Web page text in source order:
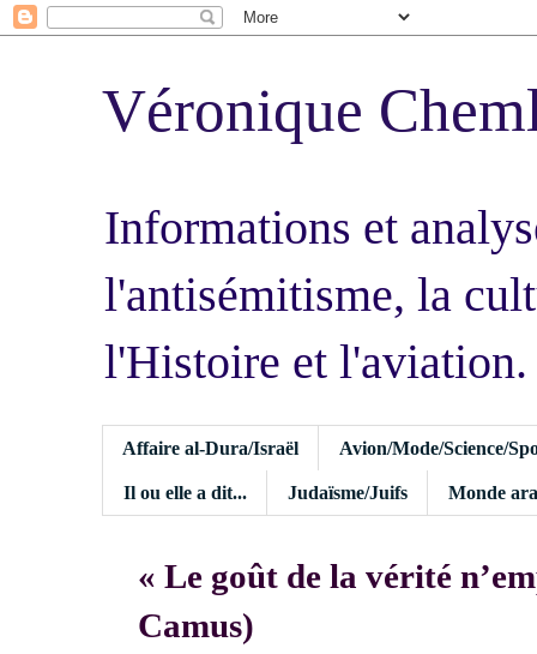
Véronique
Informations et
l'antisémitisme, la
l'Histoire et l'aviation.
Affaire al-Dura/Israël Avion/Mode/Science/
Il ou elle a dit... Judaïsme/Juifs Monde
« Le goût de la vérité
Camus)